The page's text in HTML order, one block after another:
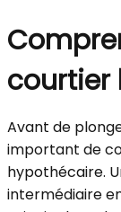
courtier
Avant de
important de
hypothécaire.
intermédiaire